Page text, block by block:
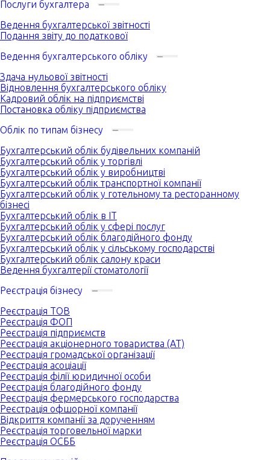
Послуги бухгалтера
Ведення бухгалтерської звітності
Подання звіту до податкової
Ведення бухгалтерського обліку
Здача нульової звітності
Відновлення бухгалтерського обліку
Кадровий облік на підприємстві
Постановка обліку підприємства
Облік по типам бізнесу
Бухгалтерський облік будівельних компаній
Бухгалтерський облік у торгівлі
Бухгалтерський облік у виробництві
Бухгалтерський облік транспортної компанії
Бухгалтерський облік у готельному та ресторанному
бізнесі
Бухгалтерський облік в IT
Бухгалтерський облік у сфері послуг
Бухгалтерський облік благодійного фонду
Бухгалтерський облік у сільському господарстві
Бухгалтерський облік салону краси
Ведення бухгалтерії стоматології
Реєстрація бізнесу
Реєстрація ТОВ
Реєстрація ФОП
Реєстрація підприємств
Реєстрація акціонерного товариства (АТ)
Реєстрація громадської організації
Реєстрація асоціації
Реєстрація філії юридичної особи
Реєстрація благодійного фонду
Реєстрація фермерського господарства
Реєстрація офшорної компанії
Відкриття компанії за дорученням
Реєстрація торговельної марки
Реєстрація ОСББ